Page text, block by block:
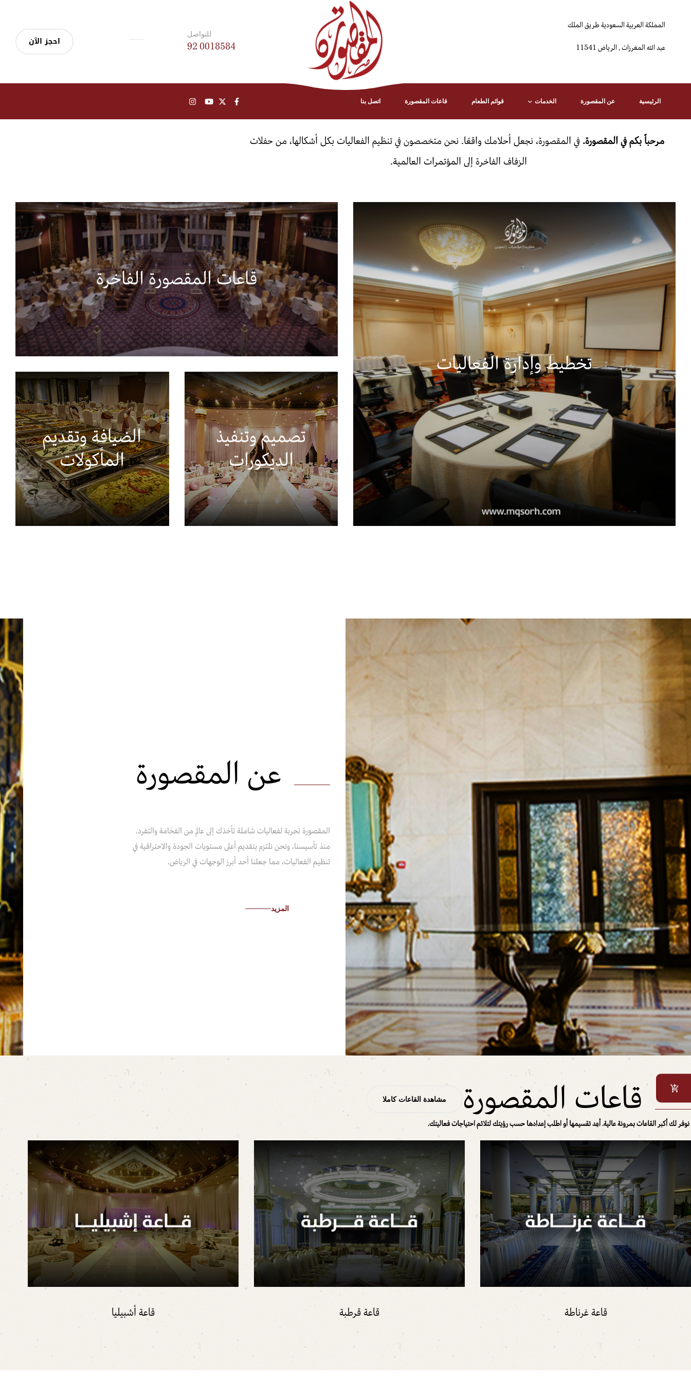
المملكة العربية السعودية طريق الملك
عبد الله المغرزات , الرياض 11541
للتواصل
92 0018584 احجز الآن
الرئيسية عن المقصورة الخدمات قوائم الطعام قاعات المقصورة اتصل بنا
مرحباً بكم في المقصورة. في المقصورة، نجعل أحلامك واقعًا. نحن متخصصون في تنظيم الفعاليات بكل أشكالها، من حفلات
الزفاف الفاخرة إلى المؤتمرات العالمية.
تخطيط وإدارة الفعاليات
قاعات المقصورة الفاخرة
تصميم وتنفيذ
الديكورات
الضيافة وتقديم
المأكولات
عن المقصورة
المقصورة تجربة لفعاليات شاملة تأخذك إلى عالم من الفخامة والتفرد.
منذ تأسيسنا، ونحن نلتزم بتقديم أعلى مستويات الجودة والاحترافية في
تنظيم الفعاليات، مما جعلنا أحد أبرز الوجهات في الرياض.
المزيد
قاعات المقصورة مشاهدة القاعات كاملا
نوفر لك أكبر القاعات بمرونة عالية. أعِد تقسيمها أو اطلب إعدادها حسب رؤيتك لتلائم احتياجات فعاليتك.
قاعة غرناطة قاعة قرطبة قاعة أشبيليا